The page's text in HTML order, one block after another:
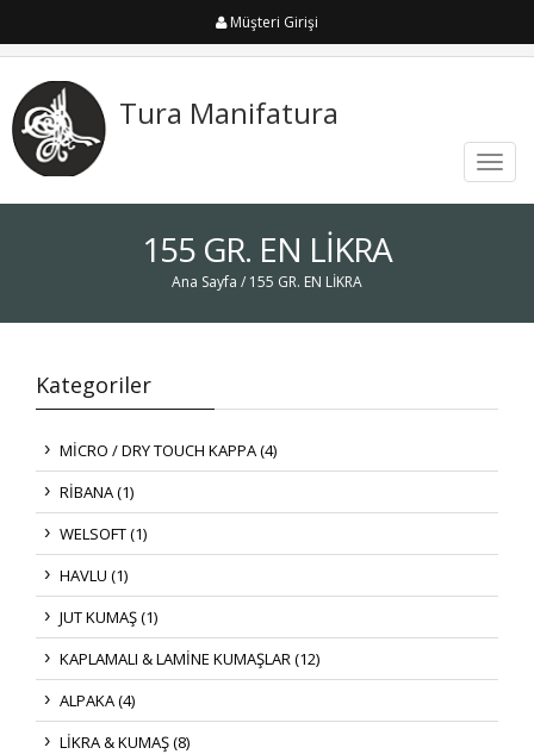
Müşteri Girişi
Tura Manifatura
155 GR. EN LİKRA
Ana Sayfa / 155 GR. EN LİKRA
Kategoriler
MİCRO / DRY TOUCH KAPPA (4)
RİBANA (1)
WELSOFT (1)
HAVLU (1)
JUT KUMAŞ (1)
KAPLAMALI & LAMİNE KUMAŞLAR (12)
ALPAKA (4)
LİKRA & KUMAŞ (8)